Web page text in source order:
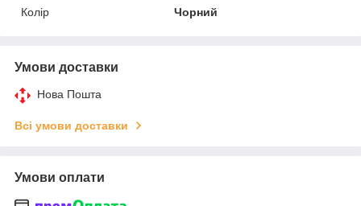
Колір
Чорний
Умови доставки
Нова Пошта
Всі умови доставки
Умови оплати